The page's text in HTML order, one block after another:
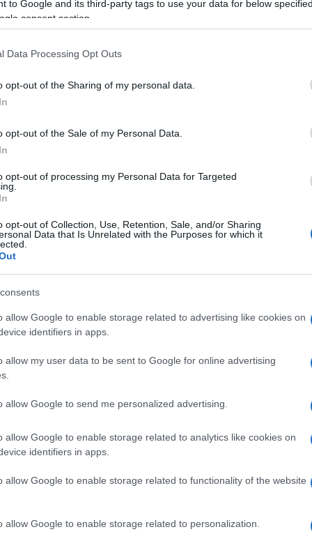
to Google and its third-party tags to use your data for below
consent section.
Data Processing Opt Outs
opt-out of the Sharing of my personal data.
opt-out of the Sale of my Personal Data.
opt-out of processing my Personal Data for Targeted
opt-out of Collection, Use, Retention, Sale, and/or Sharing
Data that Is Unrelated with the Purposes for which it
allow Google to enable storage related to advertising like cookies on
identifiers in apps.
allow my user data to be sent to Google for online advertising
allow Google to send me personalized advertising.
allow Google to enable storage related to analytics like cookies on
identifiers in apps.
allow Google to enable storage related to functionality of the website
allow Google to enable storage related to personalization.
potrebbe derivare da una misspecificazione
di miglioramenti strutturali in futuro. Questo
da parte degli analisti, che devono
esistente e prestare attenzione alle unità di
quanto possa influenzare il tuo portafoglio una
critiche
il che solleva interrogativi sulla
delle statistiche riassuntive, la media dei tassi
mentre il tasso medio annuale sui Treasury a